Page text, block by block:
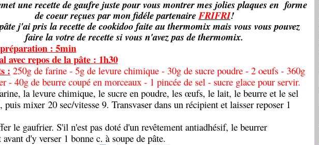
une recette de gaufre juste pour vous montrer mes jolies plaques en forme
de coeur reçues par mon fidéle partenaireFRIFRI!
j'ai pris la recette de cookidoo faite au thermomix mais vous vous pouvez
faire la votre de recette si vous n'avez pas de thermomix.
: 5min
avec repos de la pâte : 1h30
: 250g de farine - 5g de levure chimique - 30g de sucre poudre - 2 oeufs - 360g
- 40g de beurre coupé en morceaux - 1 pincée de sel - sucre glace pour servir.
la levure chimique, le sucre en poudre, les œufs, le lait, le beurre et le sel
puis mixer 20 sec/vitesse 9. Transvaser dans un récipient et laisser reposer 1
le gaufrier. S'il n'est pas doté d'un revêtement antiadhésif, le beurrer
d'y verser 1 bonne c. à soupe de pâte.